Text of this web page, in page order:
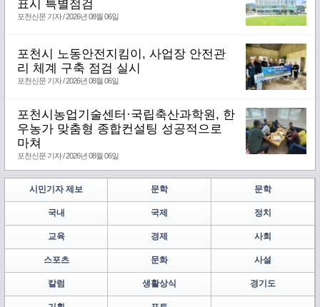
표시 특별점검
포천신문 기자 / 2026년 08월 06일
포천시 노동안전지킴이, 사업장 안전관
리 체계 구축 점검 실시
포천신문 기자 / 2026년 08월 06일
포천시농업기술센터·국립축산과학원, 한
우농가 맞춤형 종합컨설팅 성공적으로
마쳐
포천신문 기자 / 2026년 08월 06일
시민기자 제보 문학 문학
국내 국제 정치
교육 경제 사회
스포츠 문화 사설
칼럼 생활상식 경기도